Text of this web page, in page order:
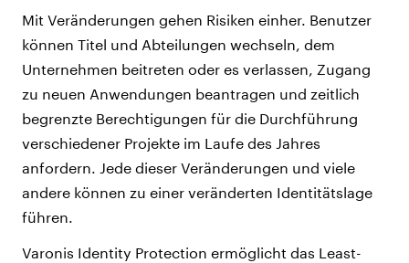
Mit Veränderungen gehen Risiken einher. Benutzer
können Titel und Abteilungen wechseln, dem
Unternehmen beitreten oder es verlassen, Zugang
zu neuen Anwendungen beantragen und zeitlich
begrenzte Berechtigungen für die Durchführung
verschiedener Projekte im Laufe des Jahres
anfordern. Jede dieser Veränderungen und viele
andere können zu einer veränderten Identitätslage
führen.
Varonis Identity Protection ermöglicht das Least-